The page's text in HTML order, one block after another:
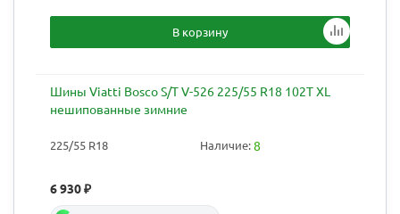
В корзину
Шины Viatti Bosco S/T V-526 225/55 R18 102T XL
нешипованные зимние
225/55 R18 Наличие:8
6 930₽